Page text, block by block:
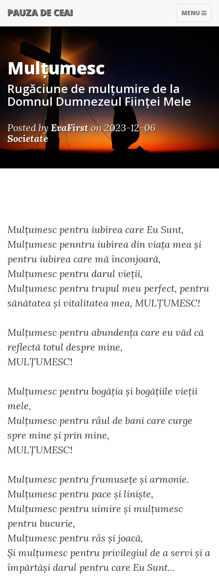
TOGGLE
MENU
PAUZA DE CEAI
Mulțumesc
Rugăciune de mulțumire de la
Domnul Dumnezeul Ființei Mele
Posted by EvaFirston 2023-12-06
Societate
Mulțumesc pentru iubirea care Eu Sunt,
Mulțumesc penntru iubirea din viața mea și
pentru iubirea care mă înconjoară,
Mulțumesc pentru darul vieții,
Mulțumesc pentru trupul meu perfect, pentru
sănătatea și vitalitatea mea, MULȚUMESC!
Mulțumesc pentru abundența care eu văd că
reflectă totul despre mine,
MULȚUMESC!
Mulțumesc pentru bogăția și bogățiile vieții
mele,
Mulțumesc pentru râul de bani care curge
spre mine și prin mine,
MULȚUMESC!
Mulțumesc pentru frumusețe și armonie.
Mulțumesc pentru pace și liniște,
Mulțumesc pentru uimire și mulțumesc
pentru bucurie,
Mulțumesc pentru râs și joacă,
Și mulțumesc pentru privilegiul de a servi și a
împărtăși darul pentru care Eu Sunt...